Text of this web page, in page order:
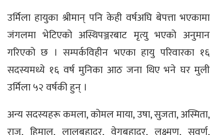
उर्मिला हायुका श्रीमान् पनि केही वर्षअघि बेपत्ता भएकामा
जंगलमा भेटिएको अस्थिपञ्जरबाट मृत्यु भएको अनुमान
गरिएको छ । सम्पर्कविहीन भएका हायु परिवारका १६
सदस्यमध्ये १६ वर्ष मुनिका आठ जना थिए भने घर मुली
उर्मिला ५२ वर्षकी हुन् ।
अन्य सदस्यहरू कमला, कोमल माया, उषा, सुजता, अस्मिता,